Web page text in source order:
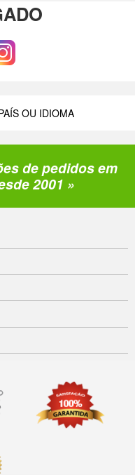
OU IDIOMA
de pedidos em
2001 »